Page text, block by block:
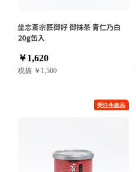
坐忘斎宗匠御好 御抹茶 青仁乃白
20g缶入
￥1,620
税抜 ￥1,500